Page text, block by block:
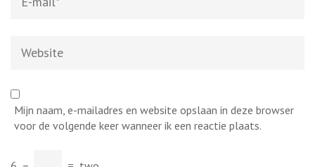
mail*
Mijn naam, e-mailadres en website opslaan in deze browser
voor de volgende keer wanneer ik een reactie plaats.